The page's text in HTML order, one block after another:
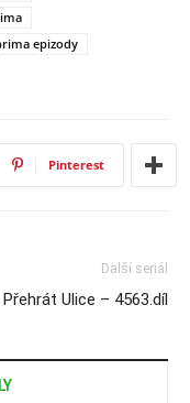
epizody
Pinterest
Další seriál
Přehrát Ulice – 4563.díl